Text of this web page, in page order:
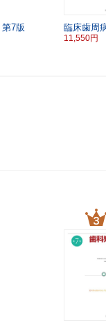
第7版 臨床歯周
11,550円